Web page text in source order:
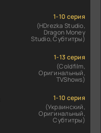
1-10 серия
(HDrezka Studio,
Dragon Money
Studio, Субтитры)
1-13 серия
(Coldfilm,
Оригинальный,
TVShows)
1-10 серия
(Украинский,
Оригинальный,
Субтитры)